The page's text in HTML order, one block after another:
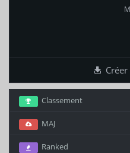
Classement
MAJ
Ranked